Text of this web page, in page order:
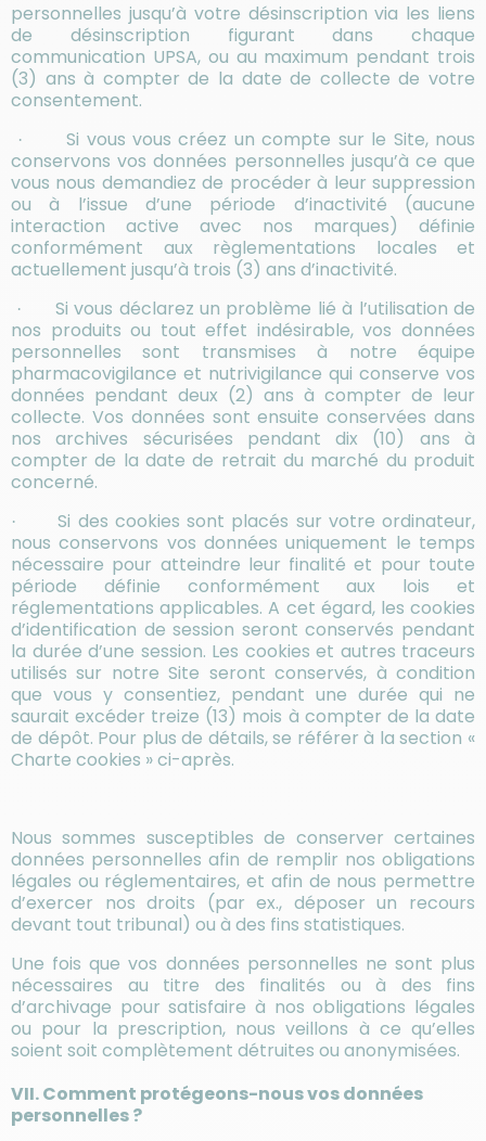
personnelles jusqu’à votre désinscription via les liens
de désinscription figurant dans chaque
communication UPSA, ou au maximum pendant trois
(3) ans à compter de la date de collecte de votre
consentement.
·
Si vous vous créez un compte sur le Site, nous
conservons vos données personnelles jusqu’à ce que
vous nous demandiez de procéder à leur suppression
ou à l’issue d’une période d’inactivité (aucune
interaction active avec nos marques) définie
conformément aux règlementations locales et
actuellement jusqu’à trois (3) ans d’inactivité.
·
Si vous déclarez un problème lié à l’utilisation de
nos produits ou tout effet indésirable, vos données
personnelles sont transmises à notre équipe
pharmacovigilance et nutrivigilance qui conserve vos
données pendant deux (2) ans à compter de leur
collecte. Vos données sont ensuite conservées dans
nos archives sécurisées pendant dix (10) ans à
compter de la date de retrait du marché du produit
concerné.
·
Si des cookies sont placés sur votre ordinateur,
nous conservons vos données uniquement le temps
nécessaire pour atteindre leur finalité et pour toute
période définie conformément aux lois et
réglementations applicables. A cet égard, les cookies
d’identification de session seront conservés pendant
la durée d’une session. Les cookies et autres traceurs
utilisés sur notre Site seront conservés, à condition
que vous y consentiez, pendant une durée qui ne
saurait excéder treize (13) mois à compter de la date
de dépôt. Pour plus de détails, se référer à la section «
Charte cookies » ci-après.
Nous sommes susceptibles de conserver certaines
données personnelles afin de remplir nos obligations
légales ou réglementaires, et afin de nous permettre
d’exercer nos droits (par ex., déposer un recours
devant tout tribunal) ou à des fins statistiques.
Une fois que vos données personnelles ne sont plus
nécessaires au titre des finalités ou à des fins
d’archivage pour satisfaire à nos obligations légales
ou pour la prescription, nous veillons à ce qu’elles
soient soit complètement détruites ou anonymisées.
VII. Comment protégeons-nous vos données
personnelles ?